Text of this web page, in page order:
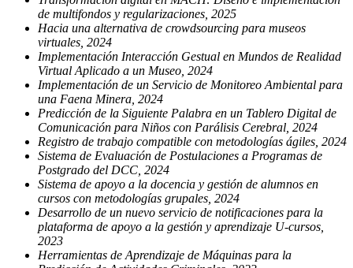
de multifondos y regularizaciones, 2025
Hacia una alternativa de crowdsourcing para museos
virtuales, 2024
Implementación Interacción Gestual en Mundos de Realidad
Virtual Aplicado a un Museo, 2024
Implementación de un Servicio de Monitoreo Ambiental para
una Faena Minera, 2024
Predicción de la Siguiente Palabra en un Tablero Digital de
Comunicación para Niños con Parálisis Cerebral, 2024
Registro de trabajo compatible con metodologías ágiles, 2024
Sistema de Evaluación de Postulaciones a Programas de
Postgrado del DCC, 2024
Sistema de apoyo a la docencia y gestión de alumnos en
cursos con metodologías grupales, 2024
Desarrollo de un nuevo servicio de notificaciones para la
plataforma de apoyo a la gestión y aprendizaje U-cursos,
2023
Herramientas de Aprendizaje de Máquinas para la